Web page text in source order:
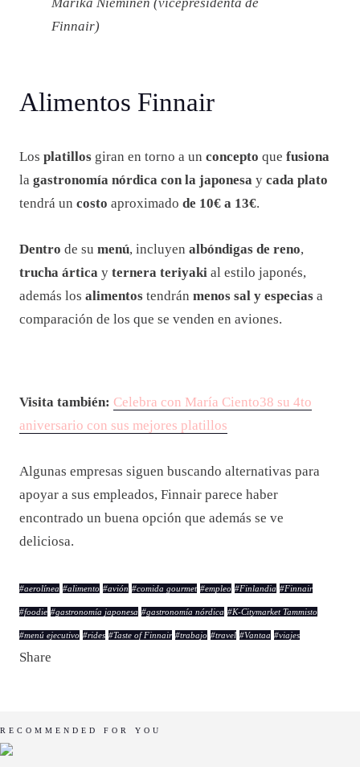
Finnair)
Alimentos Finnair
Los platillos giran en torno a un concepto que fusiona
la gastronomía nórdica con la japonesa y cada plato
tendrá un costo aproximado de 10€ a 13€.
Dentro de su menú, incluyen albóndigas de reno,
trucha ártica y ternera teriyaki al estilo japonés,
además los alimentos tendrán menos sal y especias a
comparación de los que se venden en aviones.
Visita también: Celebra con María Ciento38 su 4to
aniversario con sus mejores platillos
Algunas empresas siguen buscando alternativas para
apoyar a sus empleados, Finnair parece haber
encontrado un buena opción que además se ve
deliciosa.
#aerolínea #alimento #avión #comida gourmet #empleo #Finlandia #Finnair
#foodie #gastronomía japonesa #gastronomía nórdica #K-Citymarket Tammisto
#menú ejecutivo #rides #Taste of Finnair #trabajo #travel #Vantaa #viajes
Share
RECOMMENDED FOR YOU